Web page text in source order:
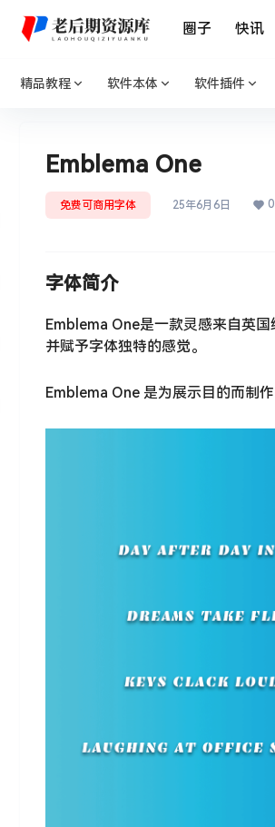
圈子 快讯
精品教程 软件本体 软件插件
Emblema One
免费可商用字体 25年6月6日 0
字体简介
Emblema One是一款灵感来自英
并赋予字体独特的感觉。
Emblema One 是为展示目的而制